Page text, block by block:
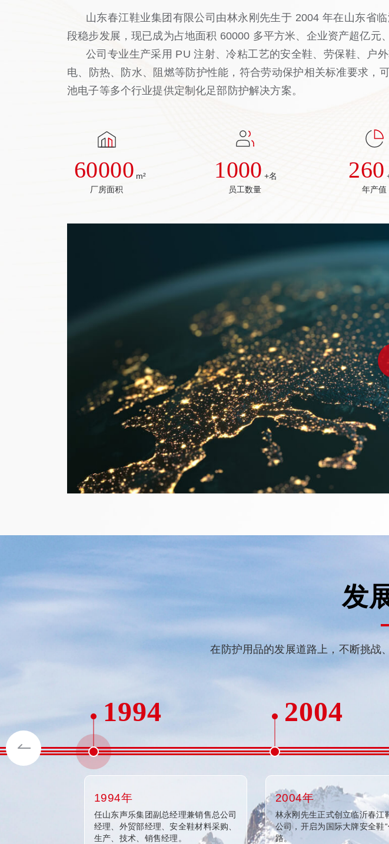
山东春江鞋业集团有限公司由林永刚先生于 2004 年在山东省
段稳步发展，现已成为占地面积 60000 多平方米、企业资产超亿元
公司专业生产采用 PU 注射、冷粘工艺的安全鞋、劳保鞋、户
电、防热、防水、阻燃等防护性能，符合劳动保护相关标准要求
池电子等多个行业提供定制化足部防护解决方案。
60000 m²
厂房面积
1000 +名
员工数量
260
年产值
发
在防护用品的发展道路上，不断挑战
1994
1994年
任山东声乐集团副总经理兼销售总公司
经理、外贸部经理、安全鞋材料采购、
生产、技术、销售经理。
2004
2004年
林永刚先生正式创立临沂春江
公司，开启为国际大牌安全鞋“
路。